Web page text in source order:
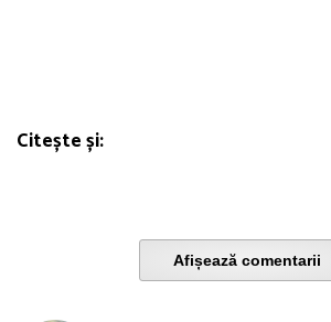
Citește și:
Afișează comentarii